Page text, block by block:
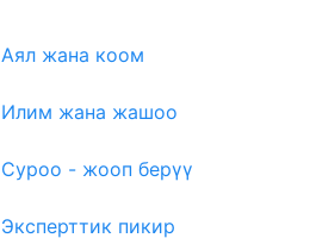
Аял жана коом
Илим жана жашоо
Суроо - жооп берүү
Эксперттик пикир